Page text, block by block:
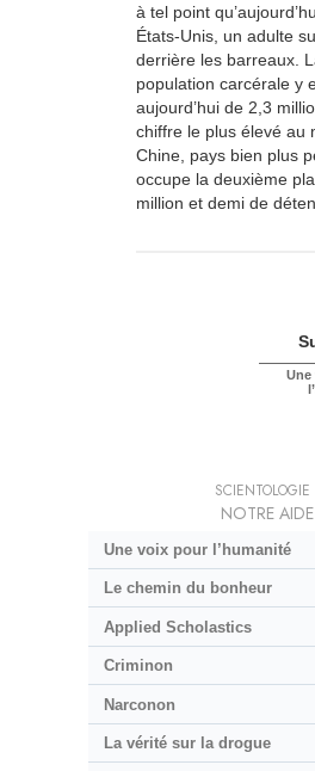
à tel point
États-Unis, un adulte
derrière les barreaux.
population carcérale y
aujourd’hui de 2,3
chiffre le plus élevé au
Chine, pays bien plus
occupe la deuxième
million et demi de
Une
SCIENTOLOGIE
NOTRE AIDE
Une voix pour l’humanité
Le chemin du bonheur
Applied Scholastics
Criminon
Narconon
La vérité sur la drogue